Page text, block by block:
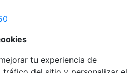
tu experiencia de